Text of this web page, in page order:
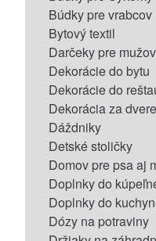
Búdky pre vrabcov
Bytový textil
Darčeky pre mužov
Dekorácie do bytu
Dekorácie do
Dekorácia za dvere
Dáždniky
Detské stoličky
Domov pre psa aj
Doplnky do
Doplnky do
Dózy na potraviny